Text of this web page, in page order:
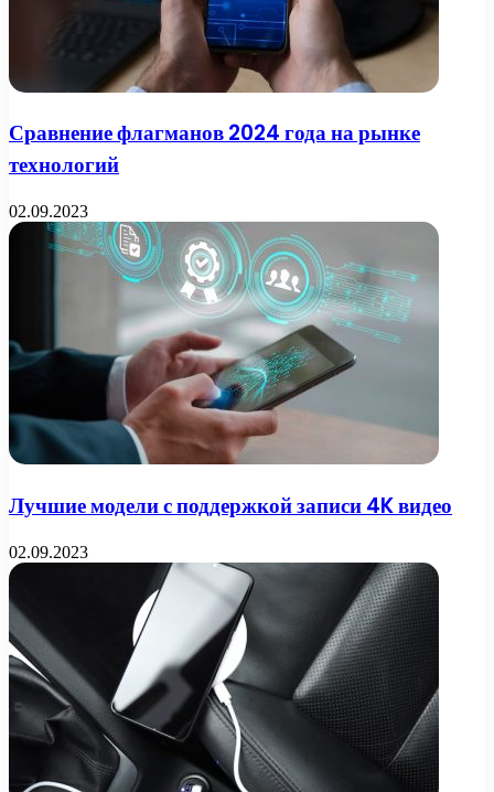
Сравнение флагманов 2024 года на рынке
технологий
02.09.2023
Лучшие модели с поддержкой записи 4K видео
02.09.2023